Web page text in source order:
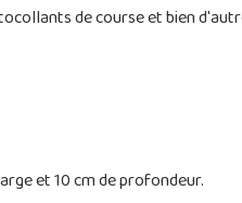
de course et bien
et 10 cm de profondeur.